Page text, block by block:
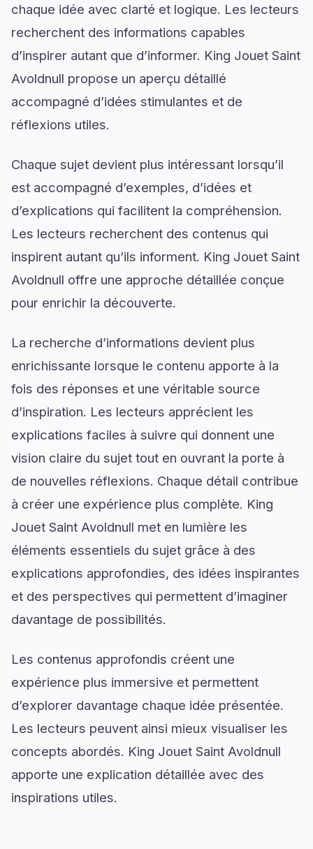
chaque idée avec clarté et logique. Les lecteurs
recherchent des informations capables
d’inspirer autant que d’informer. King Jouet Saint
Avoldnull propose un aperçu détaillé
accompagné d’idées stimulantes et de
réflexions utiles.
Chaque sujet devient plus intéressant lorsqu’il
est accompagné d’exemples, d’idées et
d’explications qui facilitent la compréhension.
Les lecteurs recherchent des contenus qui
inspirent autant qu’ils informent. King Jouet Saint
Avoldnull offre une approche détaillée conçue
pour enrichir la découverte.
La recherche d’informations devient plus
enrichissante lorsque le contenu apporte à la
fois des réponses et une véritable source
d’inspiration. Les lecteurs apprécient les
explications faciles à suivre qui donnent une
vision claire du sujet tout en ouvrant la porte à
de nouvelles réflexions. Chaque détail contribue
à créer une expérience plus complète. King
Jouet Saint Avoldnull met en lumière les
éléments essentiels du sujet grâce à des
explications approfondies, des idées inspirantes
et des perspectives qui permettent d’imaginer
davantage de possibilités.
Les contenus approfondis créent une
expérience plus immersive et permettent
d’explorer davantage chaque idée présentée.
Les lecteurs peuvent ainsi mieux visualiser les
concepts abordés. King Jouet Saint Avoldnull
apporte une explication détaillée avec des
inspirations utiles.